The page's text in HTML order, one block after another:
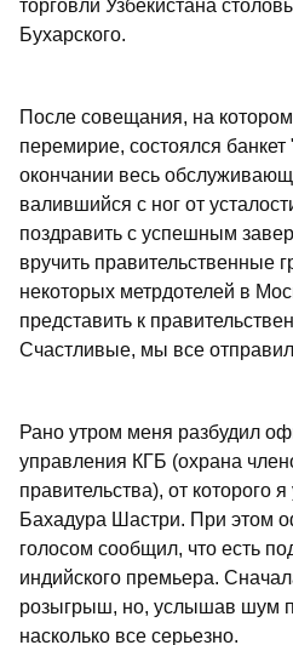
торговли Узбекистана
Бухарского.
После совещания, на
перемирие, состоялся
окончании весь
валившийся с ног от
поздравить с успешным
вручить правительственные
некоторых метрдотелей в
представить к
Счастливые, мы все
Рано утром меня разбудил
управления КГБ (охрана
правительства), от которого
Бахадура Шастри. При этом
голосом сообщил, что есть
индийского премьера.
розыгрыш, но, услышав шум
насколько все серьезно.